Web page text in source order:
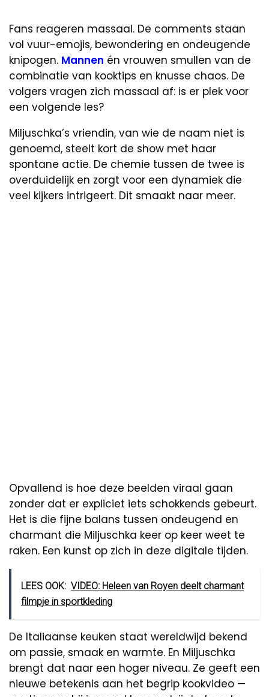
Fans reageren massaal. De comments staan
vol vuur-emojis, bewondering en ondeugende
knipogen. Mannen én vrouwen smullen van de
combinatie van kooktips en knusse chaos. De
volgers vragen zich massaal af: is er plek voor
een volgende les?
Miljuschka’s vriendin, van wie de naam niet is
genoemd, steelt kort de show met haar
spontane actie. De chemie tussen de twee is
overduidelijk en zorgt voor een dynamiek die
veel kijkers intrigeert. Dit smaakt naar meer.
Opvallend is hoe deze beelden viraal gaan
zonder dat er expliciet iets schokkends gebeurt.
Het is die fijne balans tussen ondeugend en
charmant die Miljuschka keer op keer weet te
raken. Een kunst op zich in deze digitale tijden.
LEES OOK: VIDEO: Heleen van Royen deelt charmant
filmpje in sportkleding
De Italiaanse keuken staat wereldwijd bekend
om passie, smaak en warmte. En Miljuschka
brengt dat naar een hoger niveau. Ze geeft een
nieuwe betekenis aan het begrip kookvideo —